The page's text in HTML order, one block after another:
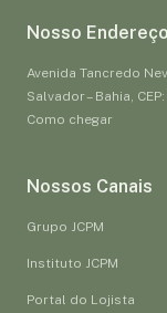
Nosso Endereço
Avenida Tancredo
Salvador – Bahia,
Como chegar
Nossos Canais
Grupo JCPM
Instituto JCPM
Portal do Lojista